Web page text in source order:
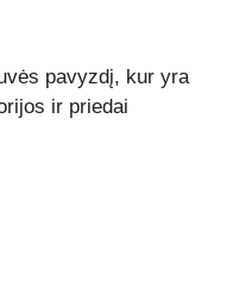
pavyzdį, kur yra
ir priedai